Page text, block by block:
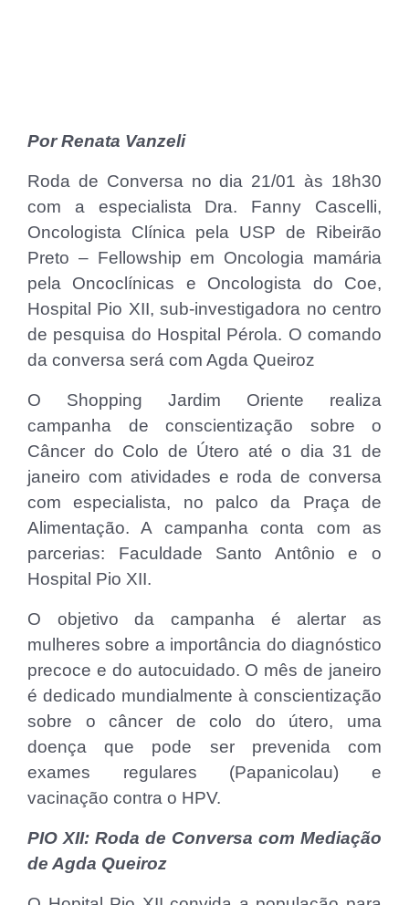
Por Renata Vanzeli
Roda de Conversa no dia 21/01 às 18h30
com a especialista Dra. Fanny Cascelli,
Oncologista Clínica pela USP de Ribeirão
Preto – Fellowship em Oncologia mamária
pela Oncoclínicas e Oncologista do Coe,
Hospital Pio XII, sub-investigadora no centro
de pesquisa do Hospital Pérola. O comando
da conversa será com Agda Queiroz
O Shopping Jardim Oriente realiza
campanha de conscientização sobre o
Câncer do Colo de Útero até o dia 31 de
janeiro com atividades e roda de conversa
com especialista, no palco da Praça de
Alimentação. A campanha conta com as
parcerias: Faculdade Santo Antônio e o
Hospital Pio XII.
O objetivo da campanha é alertar as
mulheres sobre a importância do diagnóstico
precoce e do autocuidado. O mês de janeiro
é dedicado mundialmente à conscientização
sobre o câncer de colo do útero, uma
doença que pode ser prevenida com
exames regulares (Papanicolau) e
vacinação contra o HPV.
PIO XII: Roda de Conversa com Mediação
de Agda Queiroz